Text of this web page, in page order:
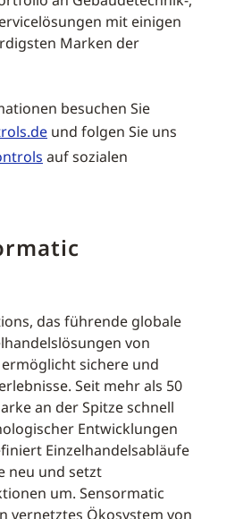
mit einigen
Marken der
besuchen Sie
und folgen Sie uns
auf sozialen
das führende globale
von
sichere und
Seit mehr als 50
an der Spitze schnell
Entwicklungen
Einzelhandelsabläufe
neu und setzt
um. Sensormatic
vernetztes Ökosystem von